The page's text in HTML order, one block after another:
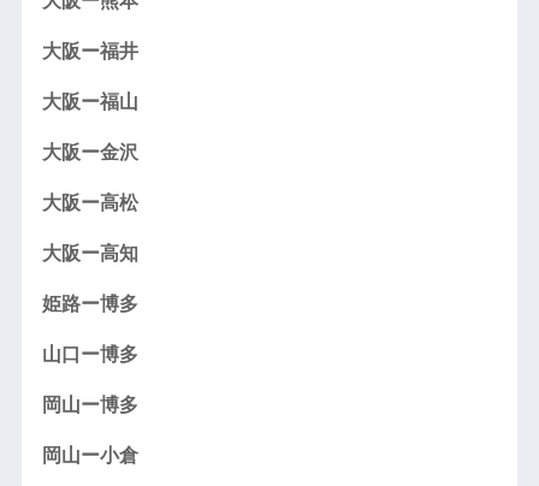
大阪ー福井
大阪ー福山
大阪ー金沢
大阪ー高松
大阪ー高知
姫路ー博多
山口ー博多
岡山ー博多
岡山ー小倉